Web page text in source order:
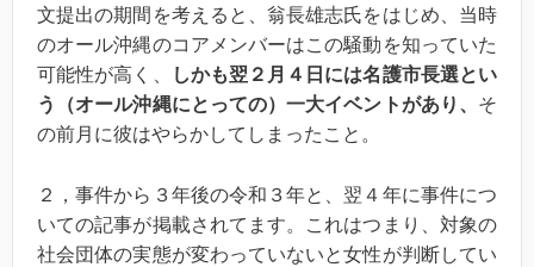
文提出の期間を考えると、翁長雄志氏をはじめ、当時
のオール沖縄のコアメンバーはこの騒動を知っていた
可能性が高く、
しかも翌２月４日には名護市長選とい
う（オール沖縄にとっての）一大イベントがあり、 そ
の前月に彼はやらかしてしまったこと。
２，事件から３年後の令和３年と、翌４年に事件につ
いての記事が掲載されてます。これはつまり、対象の
社会団体の実態が変わっていないと女性が判断してい